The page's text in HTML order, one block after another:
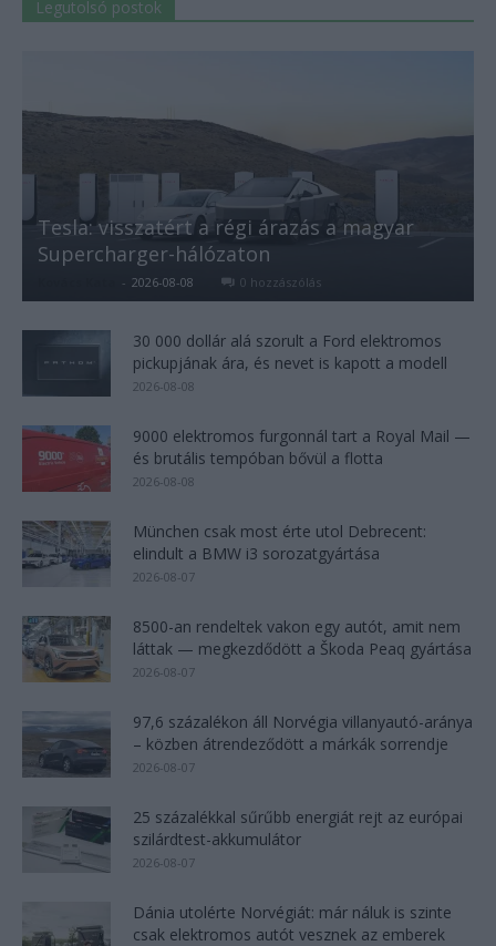
Legutolsó postok
Tesla: visszatért a régi árazás a magyar
Supercharger-hálózaton
- 2026-08-08 0 hozzászólás
30 000 dollár alá szorult a Ford elektromos
pickupjának ára, és nevet is kapott a modell
2026-08-08
9000 elektromos furgonnál tart a Royal Mail —
és brutális tempóban bővül a flotta
2026-08-08
München csak most érte utol Debrecent:
elindult a BMW i3 sorozatgyártása
2026-08-07
8500-an rendeltek vakon egy autót, amit nem
láttak — megkezdődött a Škoda Peaq gyártása
2026-08-07
97,6 százalékon áll Norvégia villanyautó-aránya
– közben átrendeződött a márkák sorrendje
2026-08-07
25 százalékkal sűrűbb energiát rejt az európai
szilárdtest-akkumulátor
2026-08-07
Dánia utolérte Norvégiát: már náluk is szinte
csak elektromos autót vesznek az emberek